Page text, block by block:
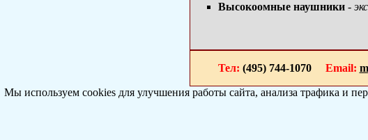
Высокоомные наушники -
Тел: (495) 744-1070 Email:
Мы используем cookies для улучшения работы сайта, анализа трафика и